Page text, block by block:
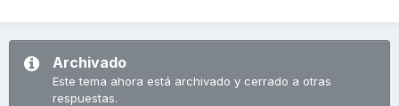
Archivado
Este tema ahora está archivado y cerrado a otras
respuestas.